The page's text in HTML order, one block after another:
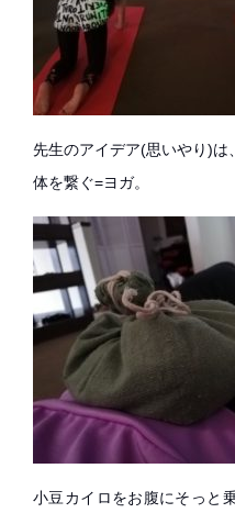
先生のアイデア(思いやり)
体を繋ぐ=ヨガ。
小豆カイロをお腹にそっと